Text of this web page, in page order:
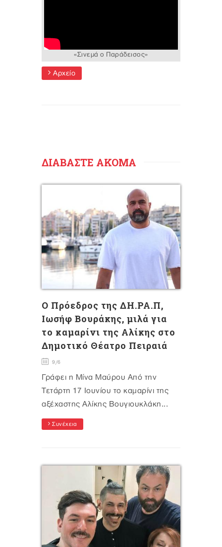
«Σινεμά ο Παράδεισος»
Αρχείο
ΔΙΑΒΑΣΤΕ ΑΚΟΜΑ
Ο Πρόεδρος της ΔΗ.ΡΑ.Π,
Ιωσήφ Βουράκης, μιλά για
το καμαρίνι της Αλίκης στο
Δημοτικό Θέατρο Πειραιά
9/6
Γράφει η Μίνα Μαύρου Από την
Τετάρτη 17 Ιουνίου το καμαρίνι της
αξέχαστης Αλίκης Βουγιουκλάκη...
Συνέχεια